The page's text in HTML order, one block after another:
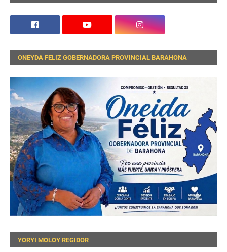
ONEYDA FELIZ GOBERNADORA PROVINCIAL BARAHONA
YORYI MOLOY REGIDOR